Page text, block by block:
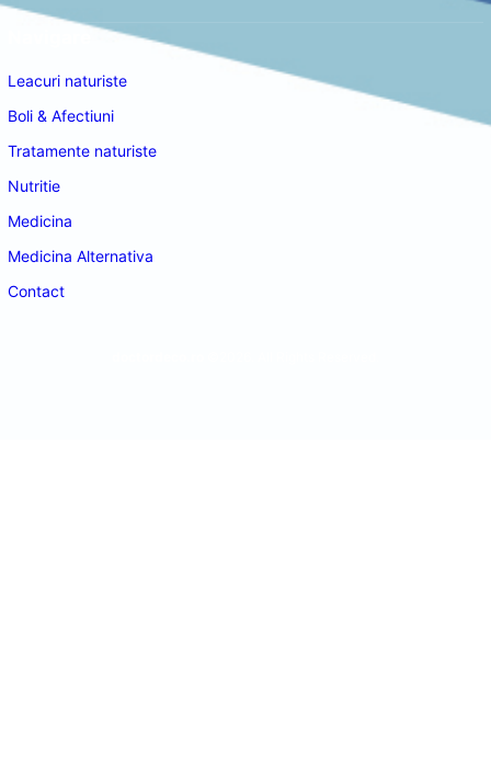
Leacuri naturiste
Boli & Afectiuni
Tratamente naturiste
Nutritie
Medicina
Medicina Alternativa
Contact